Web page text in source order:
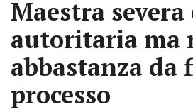
Maestra severa
autoritaria ma
abbastanza da
processo